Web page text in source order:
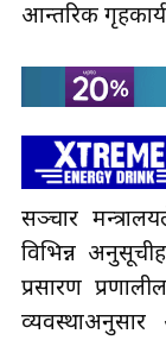
आन्तरिक
सञ्चार
विभिन्न
प्रसारण